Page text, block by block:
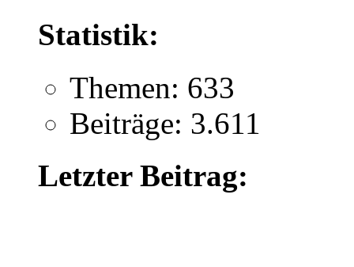
Statistik:
Themen: 633
Beiträge: 3.611
Letzter Beitrag: